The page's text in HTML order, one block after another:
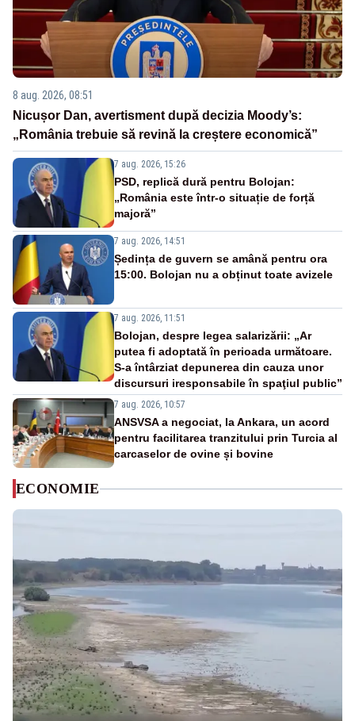
8 aug. 2026, 08:51
Nicușor Dan, avertisment după decizia Moody’s:
„România trebuie să revină la creștere economică”
7 aug. 2026, 15:26
PSD, replică dură pentru Bolojan:
„România este într-o situație de forță
majoră”
7 aug. 2026, 14:51
Ședința de guvern se amână pentru ora
15:00. Bolojan nu a obținut toate avizele
7 aug. 2026, 11:51
Bolojan, despre legea salarizării: „Ar
putea fi adoptată în perioada următoare.
S-a întârziat depunerea din cauza unor
discursuri iresponsabile în spaţiul public”
7 aug. 2026, 10:57
ANSVSA a negociat, la Ankara, un acord
pentru facilitarea tranzitului prin Turcia al
carcaselor de ovine și bovine
ECONOMIE